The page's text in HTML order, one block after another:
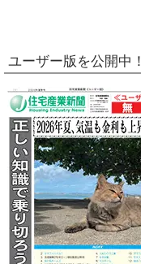
ユーザー版を公開中！